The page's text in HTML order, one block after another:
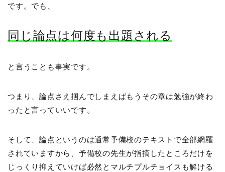
です。でも、
同じ論点は何度も出題される
と言うことも事実です。
つまり、論点さえ掴んでしまえばもうその章は勉強が終わ
ったと言っていいです。
そして、論点というのは通常予備校のテキストで全部網羅
されていますから、予備校の先生が指摘したところだけを
じっくり抑えていけば必然とマルチプルチョイスも解ける